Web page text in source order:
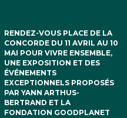
RENDEZ-VOUS PLACE DE LA
CONCORDE DU 11 AVRIL AU 10
MAI POUR VIVRE ENSEMBLE,
UNE EXPOSITION ET DES
ÉVÉNEMENTS
EXCEPTIONNELS PROPOSÉS
PAR YANN ARTHUS-
BERTRAND ET LA
FONDATION GOODPLANET